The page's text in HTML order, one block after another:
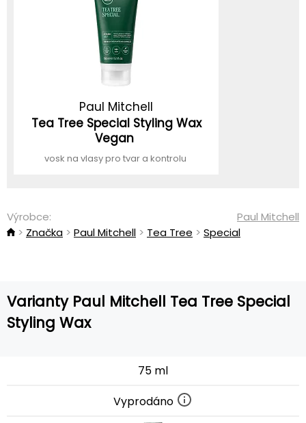
Paul Mitchell
Tea Tree Special Styling Wax
Vegan
vosk na vlasy pro tvar a kontrolu
Výrobce:
Paul Mitchell
Značka
Paul Mitchell Tea Tree Special
Varianty Paul Mitchell Tea Tree Special
Styling Wax
75 ml
Vyprodáno